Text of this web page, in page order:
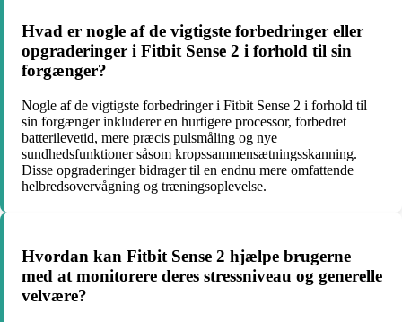
Hvad er nogle af de vigtigste forbedringer eller
opgraderinger i Fitbit Sense 2 i forhold til sin
forgænger?
Nogle af de vigtigste forbedringer i Fitbit Sense 2 i forhold til
sin forgænger inkluderer en hurtigere processor, forbedret
batterilevetid, mere præcis pulsmåling og nye
sundhedsfunktioner såsom kropssammensætningsskanning.
Disse opgraderinger bidrager til en endnu mere omfattende
helbredsovervågning og træningsoplevelse.
Hvordan kan Fitbit Sense 2 hjælpe brugerne
med at monitorere deres stressniveau og generelle
velvære?